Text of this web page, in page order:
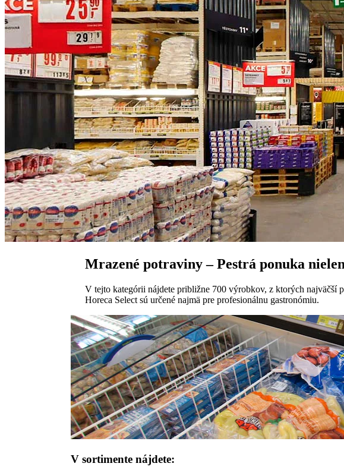
Mrazené potraviny – Pestrá ponuka
V tejto kategórii nájdete približne 700 výrobkov, z ktorých najväčší
Horeca Select sú určené najmä pre profesionálnu gastronómiu.
V sortimente nájdete: